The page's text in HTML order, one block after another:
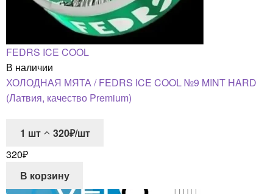
FEDRS ICE COOL
В наличии
ХОЛОДНАЯ МЯТА / FEDRS ICE COOL №9 MINT HARD
(Латвия, качество Premium)
1 шт
320₽/шт
320₽
В корзину